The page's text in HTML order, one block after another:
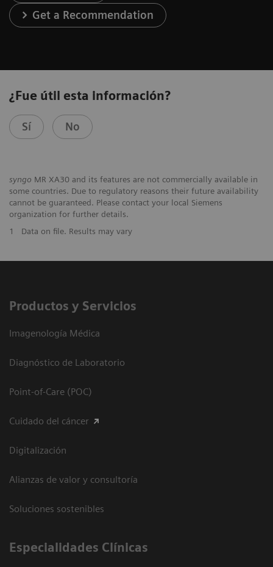
Get a Recommendation
¿Fue útil esta información?
Sí No
syngo MR XA30 and its features are not commercially available in
some countries. Due to regulatory reasons their future availability
cannot be guaranteed. Please contact your local Siemens
organization for further details.
1
Data on file. Results may vary
Productos y Servicios
Imagenología Médica
Diagnóstico de Laboratorio
Point-of-Care (POC)
Cuidado del cáncer
Digitalización
Alianzas de valor y consultoría
Soluciones sostenibles
Especialidades Clínicas